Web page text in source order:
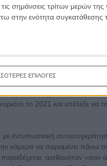
σημάνσεις τρίτων μερών
στην ενότητα συγκατάθεσης
ΕΠΙΛΟΓΕΣ
είναι χωρίς
με τον καρκίνο, εκεί όπου
και μετατρέπει τη
αρχικά στο 2005 και
πλευρά εκείνης της περιόδου
στην ίδια όσο και στην
έρχεται λίγο πριν το
το 2021 και επέλεξε να
με εντυπωσιακή
κάμερα να παραμένει πάνω
αισθανόταν «σαν